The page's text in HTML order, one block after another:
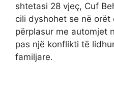
shtetasi 28 vjeç, Cuf
cili dyshohet se në
përplasur me automjet
pas një konflikti të
familjare.